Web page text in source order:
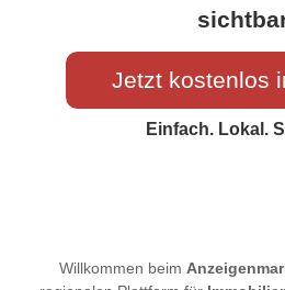
Jetzt kostenlos
Einfach. Lokal.
Willkommen beim